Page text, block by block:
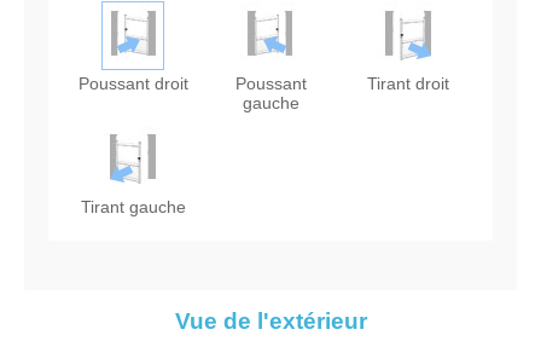
Poussant droit
Poussant
gauche
Tirant droit
Tirant gauche
Vue de l'extérieur